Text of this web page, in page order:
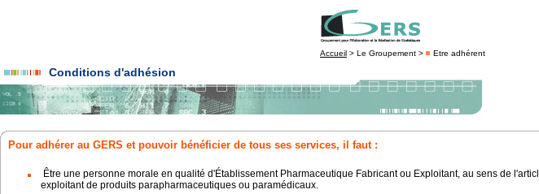
Accueil > Le Groupement > Etre adhérent
Conditions d'adhésion
Pour adhérer au GERS et pouvoir bénéficier de tous ses services, il faut :
Être une personne morale en qualité d'Établissement Pharmaceutique Fabricant ou Exploitant, au sens de
exploitant de produits parapharmaceutiques ou paramédicaux.